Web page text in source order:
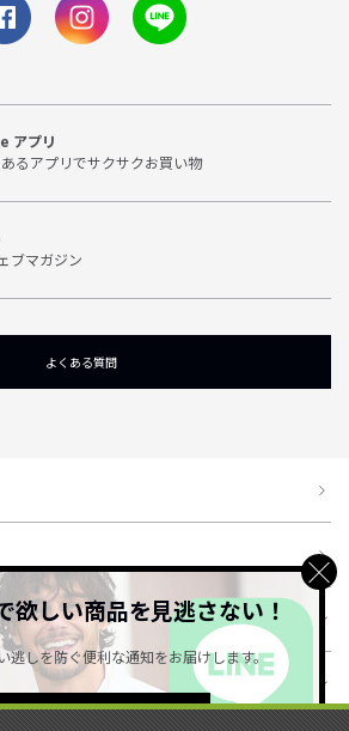
アプリ
るアプリでサクサクお買い物
ブマガジン
よくある質問
欲しい商品を見逃さない！
逃しを防ぐ便利な通知をお届けします。
詳しくはこちら ＞